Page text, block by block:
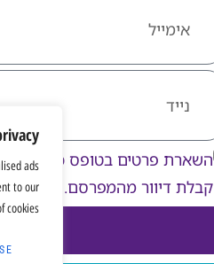
ads
to our
cookies.
השארת פרטים בטופס כפופה ל
קבלת דיוור מהמפרסם.